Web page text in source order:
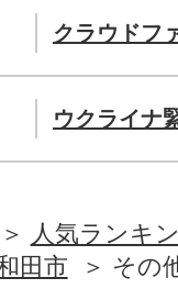
クラウドフ
ウクライナ
人気ランキ
田市 その